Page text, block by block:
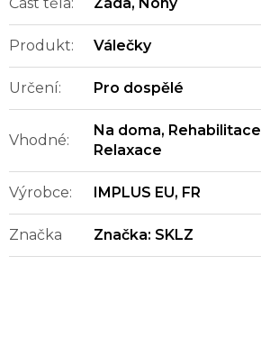
Produkt: Válečky
Určení: Pro dospělé
Vhodné:
Na doma, Rehabilitace
Relaxace
Výrobce: IMPLUS EU, FR
Značka Značka: SKLZ